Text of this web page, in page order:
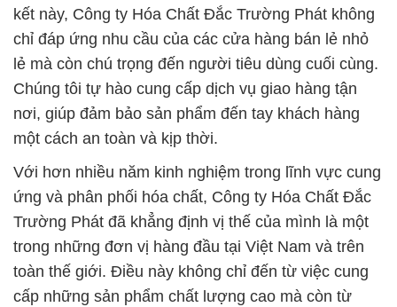
kết này, Công ty Hóa Chất Đắc Trường Phát không
chỉ đáp ứng nhu cầu của các cửa hàng bán lẻ nhỏ
lẻ mà còn chú trọng đến người tiêu dùng cuối cùng.
Chúng tôi tự hào cung cấp dịch vụ giao hàng tận
nơi, giúp đảm bảo sản phẩm đến tay khách hàng
một cách an toàn và kịp thời.
Với hơn nhiều năm kinh nghiệm trong lĩnh vực cung
ứng và phân phối hóa chất, Công ty Hóa Chất Đắc
Trường Phát đã khẳng định vị thế của mình là một
trong những đơn vị hàng đầu tại Việt Nam và trên
toàn thế giới. Điều này không chỉ đến từ việc cung
cấp những sản phẩm chất lượng cao mà còn từ